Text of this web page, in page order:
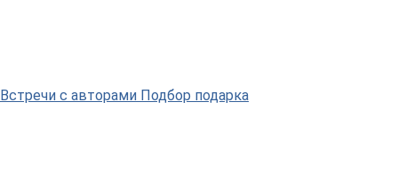
Встречи с авторами Подбор подарка